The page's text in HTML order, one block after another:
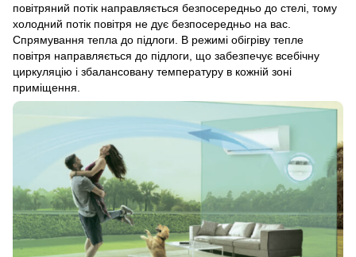
повітряний потік направляється безпосередньо до стелі, тому
холодний потік повітря не дує безпосередньо на вас.
Спрямування тепла до підлоги. В режимі обігріву тепле
повітря направляється до підлоги, що забезпечує всебічну
циркуляцію і збалансовану температуру в кожній зоні
приміщення.